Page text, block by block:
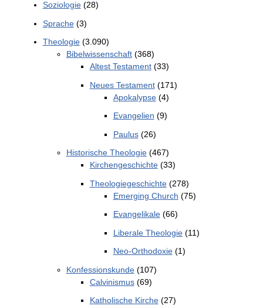
Soziologie(28)
Sprache(3)
Theologie(3.090)
Bibelwissenschaft(368)
Altest Testament(33)
Neues Testament(171)
Apokalypse(4)
Evangelien (9)
Paulus(26)
Historische Theologie(467)
Kirchengeschichte(33)
Theologiegeschichte(278)
Emerging Church (75)
Evangelikale(66)
Liberale Theologie(11)
Neo-Orthodoxie(1)
Konfessionskunde(107)
Calvinismus(69)
Katholische Kirche(27)